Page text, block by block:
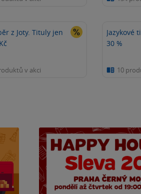
z Joty. Tituly jen
v akci
Jazykové
30 %
10